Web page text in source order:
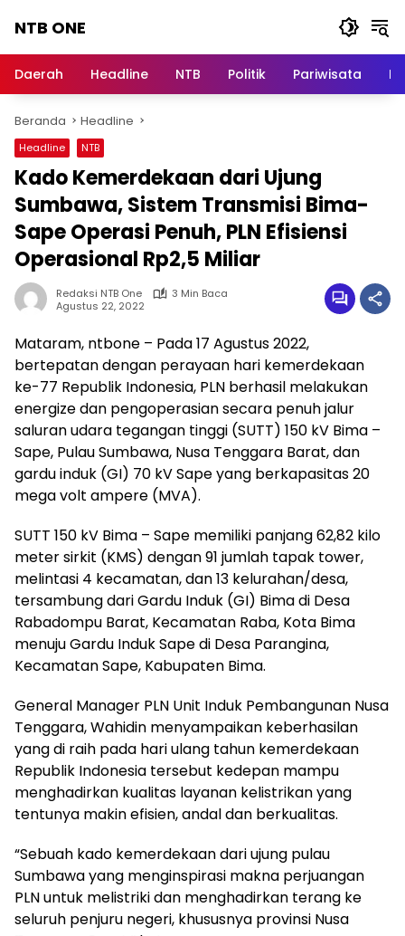
NTB ONE
dan
Berita
Lombok
Daerah Headline NTB Politik Pariwisata
Beranda Headline
Headline NTB
Kado Kemerdekaan dari Ujung
Sumbawa, Sistem Transmisi Bima-
Sape Operasi Penuh, PLN Efisiensi
Operasional Rp2,5 Miliar
Redaksi NTB One
3 Min Baca
Agustus 22, 2022
Mataram, ntbone – Pada 17 Agustus 2022,
bertepatan dengan perayaan hari kemerdekaan
ke-77 Republik Indonesia, PLN berhasil melakukan
energize dan pengoperasian secara penuh jalur
saluran udara tegangan tinggi (SUTT) 150 kV Bima –
Sape, Pulau Sumbawa, Nusa Tenggara Barat, dan
gardu induk (GI) 70 kV Sape yang berkapasitas 20
mega volt ampere (MVA).
SUTT 150 kV Bima – Sape memiliki panjang 62,82 kilo
meter sirkit (KMS) dengan 91 jumlah tapak tower,
melintasi 4 kecamatan, dan 13 kelurahan/desa,
tersambung dari Gardu Induk (GI) Bima di Desa
Rabadompu Barat, Kecamatan Raba, Kota Bima
menuju Gardu Induk Sape di Desa Parangina,
Kecamatan Sape, Kabupaten Bima.
General Manager PLN Unit Induk Pembangunan Nusa
Tenggara, Wahidin menyampaikan keberhasilan
yang di raih pada hari ulang tahun kemerdekaan
Republik Indonesia tersebut kedepan mampu
menghadirkan kualitas layanan kelistrikan yang
tentunya makin efisien, andal dan berkualitas.
“Sebuah kado kemerdekaan dari ujung pulau
Sumbawa yang menginspirasi makna perjuangan
PLN untuk melistriki dan menghadirkan terang ke
seluruh penjuru negeri, khususnya provinsi Nusa